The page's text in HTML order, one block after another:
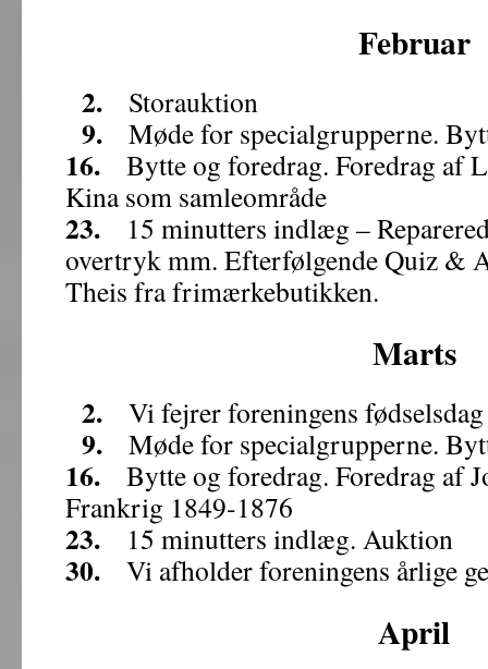
Februar
2. Storauktion
9. Møde for specialgrupperne.
16. Bytte og foredrag. Foredrag af
Kina som samleområde
23. 15 minutters indlæg –
overtryk mm. Efterfølgende Quiz &
Theis fra frimærkebutikken.
Marts
2. Vi fejrer foreningens
9. Møde for specialgrupperne.
16. Bytte og foredrag. Foredrag af
Frankrig 1849-1876
23. 15 minutters indlæg. Auktion
30. Vi afholder foreningens årlige
April